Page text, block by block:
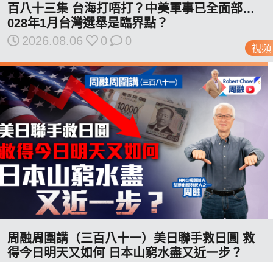
投票
視頻
昔日
系列
活動
關於我們
視頻
百八十三集 台海打唔打？中美軍事已全面部署 2
028年1月台灣選舉是臨界點？
2026.08.06
0 0
周融周圍講（三百八十一）美日聯手救日圓 救
得今日明天又如何 日本山窮水盡又近一步？